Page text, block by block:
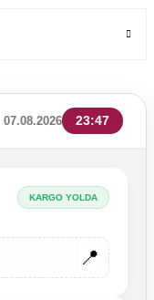
Model
07.08.2026 23:47
KARGO YOLDA
📍